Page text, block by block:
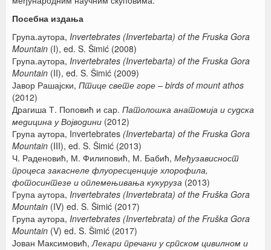
Посебна издања
Група.аутора, Invertebrates (Invertebarta) of the Fruska Gora
Mountain (I), ed. S. Šimić (2008)
Група.аутора, Invertebrates (Invertebarta) of the Fruska Gora
Mountain (II), ed. S. Šimić (2009)
Јавор Рашајски, Птице свете горе – birds of mount athos
(2012)
Драгиша Т. Поповић и сар. Патолошка анатомија и судска
медицина у Војводини (2012)
Група аутора, Invertebrates (Invertebarta) of the Fruska Gora
Mountain (III), ed. S. Šimić (2013)
Ч. Раденовић, М. Филиповић, М. Бабић, Међузависност
процеса закаснеле флуоресценције хлорофила,
фотосинтезе и оплемењивања кукуруза (2013)
Група аутора, Invertebrates (Invertebrata) of the Fruška Gora
Mountain (IV) ed. S. Šimić (2017)
Група аутора, Invertebrates (Invertebrata) of the Fruška Gora
Mountain (V) ed. S. Šimić (2017)
Јован Максимовић,Лекари пречани у српском цивилном и